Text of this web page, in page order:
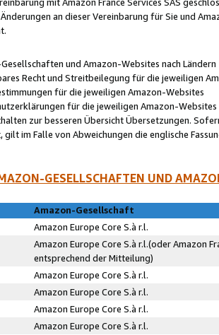
an dieser Vereinbarung für Sie und
und Amazon-Websites nach Ländern
Recht und Streitbeilegung für die jeweiligen
für die jeweiligen Amazon-Websites
für die jeweiligen Amazon-Websites
zur besseren Übersicht Übersetzungen.
gilt im Falle von Abweichungen die englische
GESELLSCHAFTEN UND
Amazon-Gesellschaft
Amazon Europe Core S.à r.l.
Amazon Europe Core S.à r.l.(oder Amazon
entsprechend der Mitteilung)
Amazon Europe Core S.à r.l.
Amazon Europe Core S.à r.l.
Amazon Europe Core S.à r.l.
Amazon Europe Core S.à r.l.